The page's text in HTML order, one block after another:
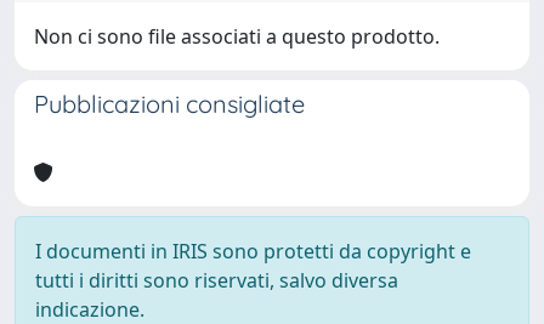
Non ci sono file associati a questo prodotto.
Pubblicazioni consigliate
I documenti in IRIS sono protetti da copyright e
tutti i diritti sono riservati, salvo diversa
indicazione.